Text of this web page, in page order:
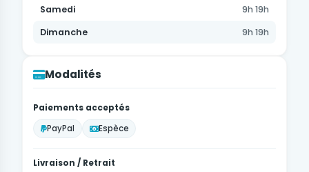
Samedi
9h 19h
Dimanche
9h 19h
Modalités
Paiements acceptés
PayPal
Espèce
Livraison / Retrait